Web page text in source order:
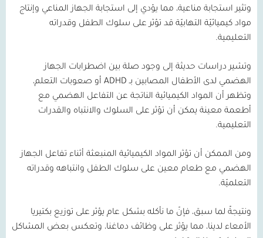
وتثير استجابة مناعية، مما يؤدي إلى استجابة الجهاز المناعي وإنتاج
مواد كيميائيّة التهابيّة قد تؤثر على سلوك الطفل وقدراته
التعليمية.
وتشير دراسات حديثة إلى وجود صلة بين اضطرابات الجهاز
الهضمي لدى الأطفال المصابين بـ ADHD أو صعوبات التعلم،
وتظهر أن المواد الكيميائية الناتجة عن التفاعل الهضمي مع
أطعمة معينة يمكن أن تؤثر على السلوك والانتباه والقدرات
التعليمية.
ومن الممكن أن تؤثر المواد الكيميائية المنبعثة أثناء تفاعل الجهاز
الهضمي مع طعام معين على سلوك الطفل وانتباهه وقدراته
التعلميّة.
ونتيجةً لما سبق، فإنّ ما نأكله بشكل عام يؤثر على توزيع بكتيريا
الأمعاء لدينا، مما يؤثر على وظائف دماغنا، وتعكس بعض المشاكل